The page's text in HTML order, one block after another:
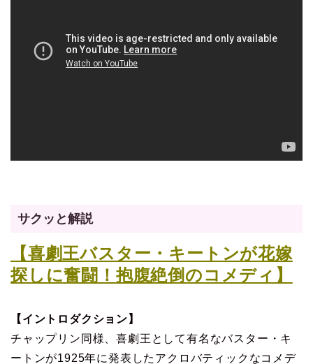
サクッと解説
【喜劇王バスター・キートンが花嫁
探しに奮闘！抱腹絶倒のコメディ】
【イントロダクション】
チャップリン同様、喜劇王として有名なバスター・キ
ートンが1925年に発表したアクロバティックなコメデ